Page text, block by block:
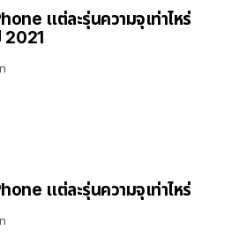
แต่ละรุ่นความจุเท่าไหร่
2021
แต่ละรุ่นความจุเท่าไหร่